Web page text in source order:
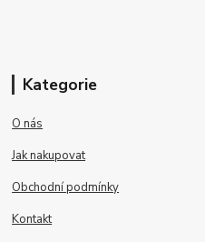
Kategorie
O nás
Jak nakupovat
Obchodní podmínky
Kontakt